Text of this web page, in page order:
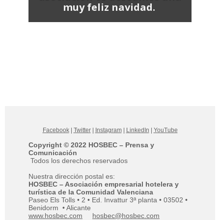
muy feliz navidad.
Facebook| Twitter| Instagram| LinkedIn YouTube
Copyright © 2022 HOSBEC – Prensa y
Comunicación
Todos los derechos reservados
Nuestra dirección postal es:
HOSBEC – Asociación empresarial hotelera y
turística de la Comunidad Valenciana
Paseo Els Tolls • 2 • Ed. Invattur 3ª planta • 03502 •
Benidorm • Alicante
www.hosbec.com
hosbec@hosbec.com